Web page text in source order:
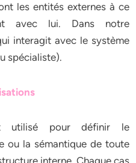
les entités externes à ce
avec lui. Dans notre
interagit avec le système
spécialiste).
utilisé pour définir le
ou la sémantique de toute
interne. Chaque cas